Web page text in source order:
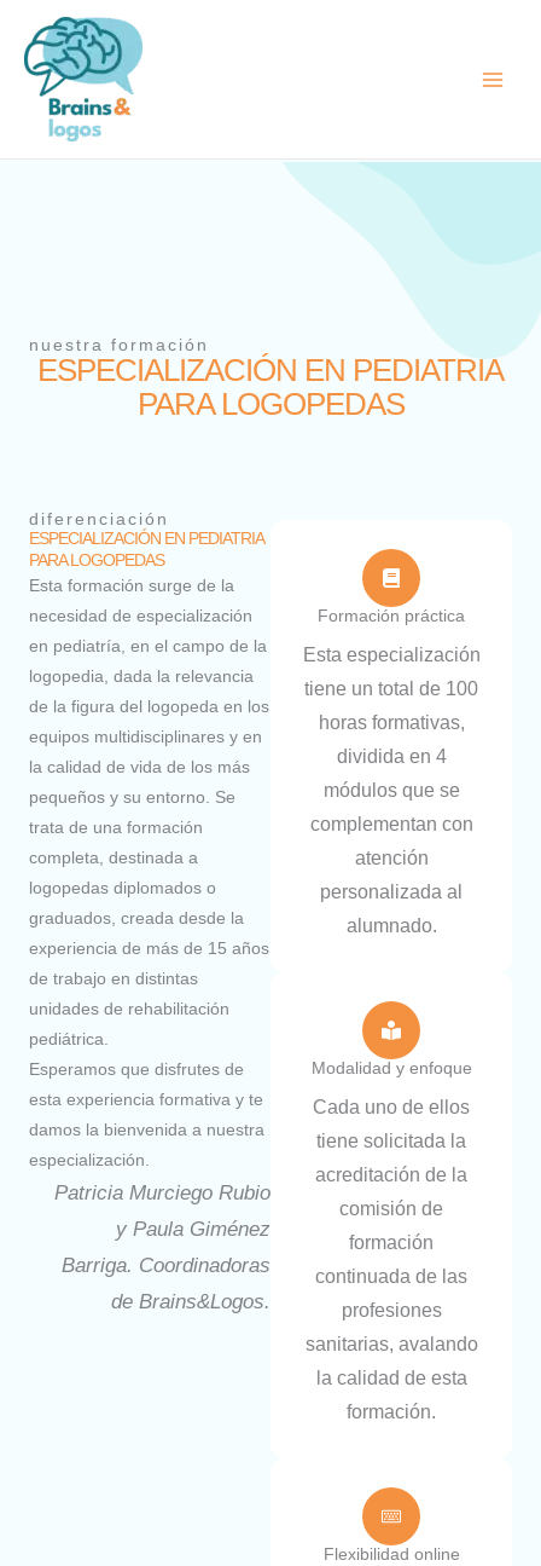
contenido
nuestra formación
ESPECIALIZACIÓN EN PEDIATRIA
PARA LOGOPEDAS
diferenciación
ESPECIALIZACIÓN EN PEDIATRIA
PARA LOGOPEDAS
Esta formación surge de la
necesidad de especialización
en pediatría, en el campo de la
logopedia, dada la relevancia
de la figura del logopeda en los
equipos multidisciplinares y en
la calidad de vida de los más
pequeños y su entorno. Se
trata de una formación
completa, destinada a
logopedas diplomados o
graduados, creada desde la
experiencia de más de 15 años
de trabajo en distintas
unidades de rehabilitación
pediátrica.
Esperamos que disfrutes de
esta experiencia formativa y te
damos la bienvenida a nuestra
especialización.
Patricia Murciego Rubio
y Paula Giménez
Barriga. Coordinadoras
de Brains&Logos.
Formación práctica
Esta especialización
tiene un total de 100
horas formativas,
dividida en 4
módulos que se
complementan con
atención
personalizada al
alumnado.
Modalidad y enfoque​
Cada uno de ellos
tiene solicitada la
acreditación de la
comisión de
formación
continuada de las
profesiones
sanitarias, avalando
la calidad de esta
formación.
Flexibilidad online